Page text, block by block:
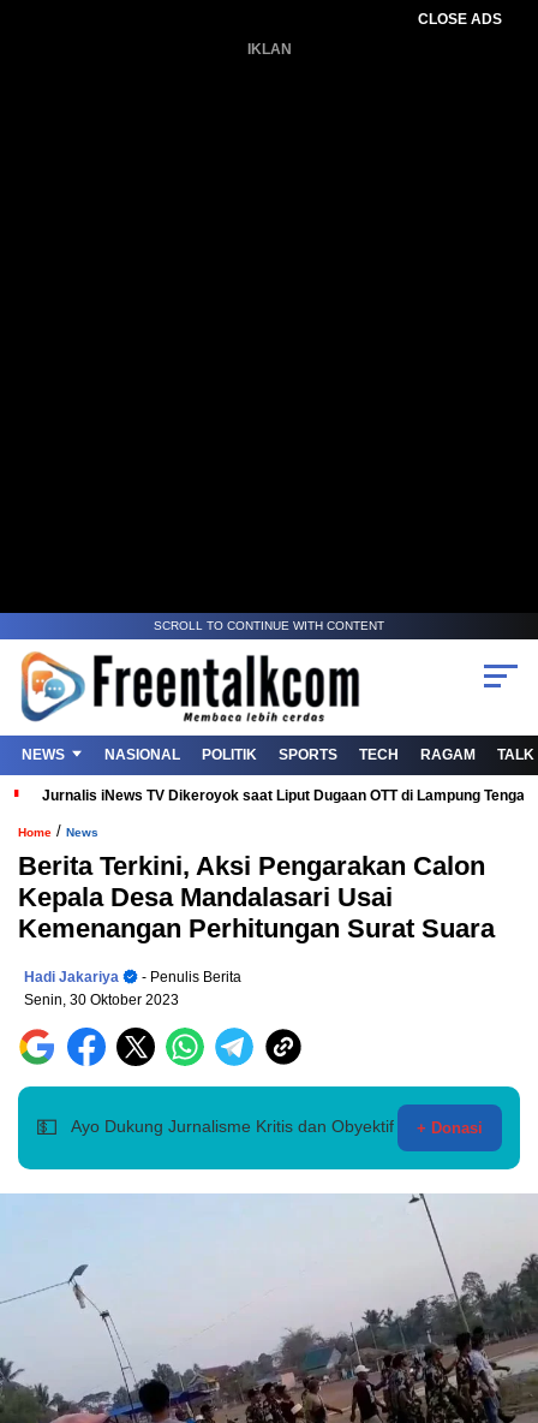
CLOSE ADS
IKLAN
SCROLL TO CONTINUE WITH CONTENT
NEWS NASIONAL POLITIK SPORTS TECH RAGAM TALK
Jurnalis iNews TV Dikeroyok saat Liput Dugaan OTT di Lampung
Home / News
Berita Terkini, Aksi Pengarakan Calon
Kepala Desa Mandalasari Usai
Kemenangan Perhitungan Surat Suara
Hadi Jakariya
- Penulis Berita
Senin, 30 Oktober 2023
💵 Ayo Dukung Jurnalisme Kritis dan Obyektif + Donasi